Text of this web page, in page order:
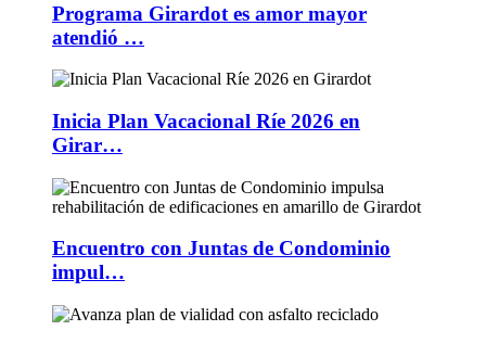
Programa Girardot es amor mayor
atendió …
Inicia Plan Vacacional Ríe 2026 en
Girar…
Encuentro con Juntas de Condominio
impul…